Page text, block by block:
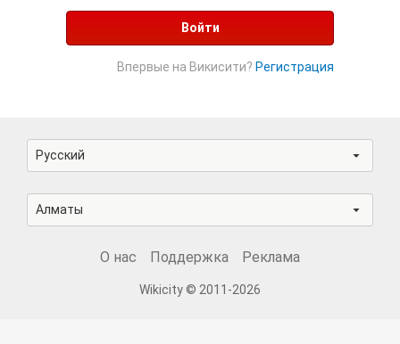
Войти
Впервые на Викисити? Регистрация
Русский
Алматы
О нас Поддержка Реклама
Wikicity © 2011-2026